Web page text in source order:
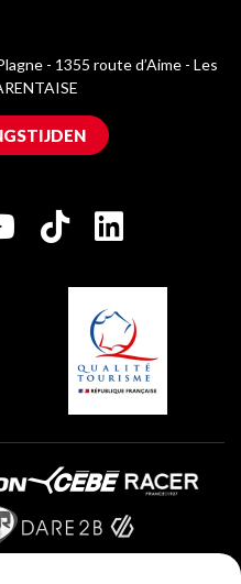
- 1355 route d’Aime - Les